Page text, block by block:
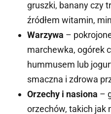
gruszki, banany czy
źródłem witamin,
Warzywa –
marchewka, ogórek
hummusem lub
smaczna i zdrowa
Orzechy i nasiona –
orzechów, takich jak